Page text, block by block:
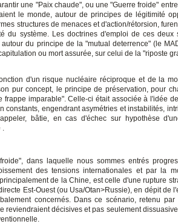
une "Paix chaude", ou une "Guerre froide"
le monde, autour de principes de légitimité
structures de menaces et d'action/rétorsion,
du système. Les doctrines d'emploi de ces deux
du principe de la "mutual deterrence" (le
ou mort assurée, sur celui de la "riposte
d'un risque nucléaire réciproque et de la
pur concept, le principe de préservation, pour
frappe imparable". Celle-ci était associée à l'idée
constants, engendrant asymétries et instabilités,
bâtie, en cas d'échec sur hypothèse
.
dans laquelle nous sommes entrés
des tensions internationales et par la
de la Chine, est celle d'une rupture
Est-Ouest (ou Usa/Otan>Russie), en dépit de
concernés. Dans ce scénario, retenu par
reviendraient décisives et pas seulement